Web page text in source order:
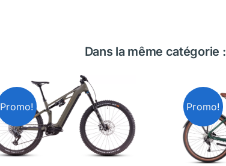
Dans la même catégorie :
Promo! Promo!